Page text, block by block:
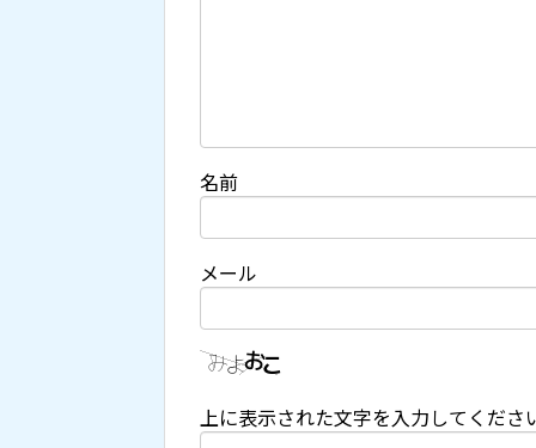
名前
メール
上に表示された文字を入力してくださ